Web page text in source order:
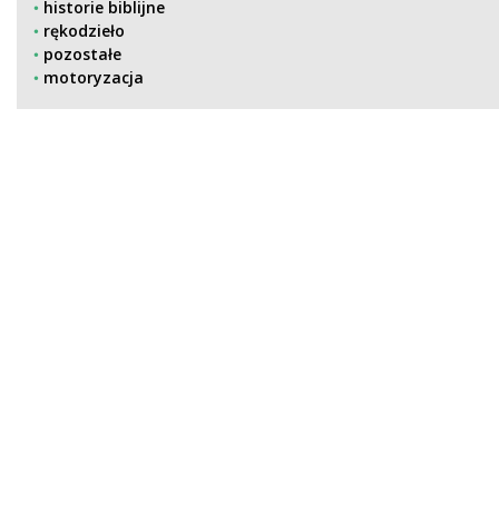
historie biblijne
rękodzieło
pozostałe
motoryzacja